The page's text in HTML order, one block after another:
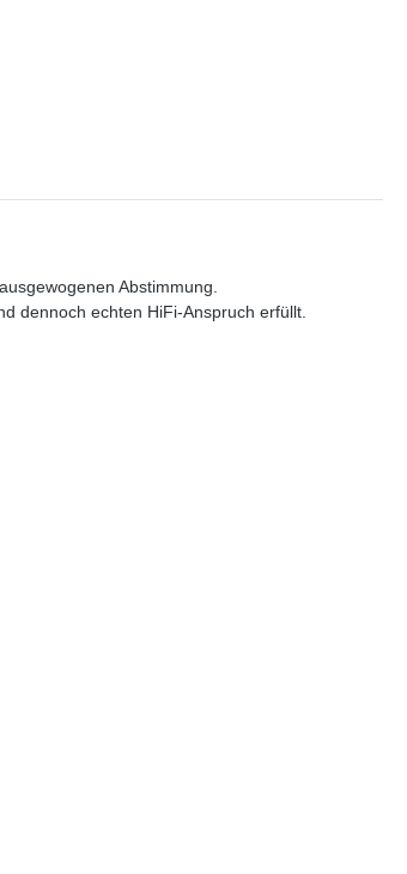
Abstimmung.
dennoch echten HiFi-Anspruch erfüllt.